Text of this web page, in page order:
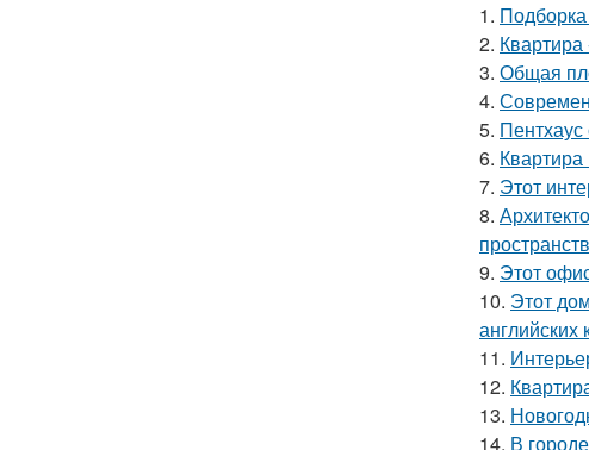
1.
2. Квартира
3. Общая
4.
5.
6.
7. Этот
8.
9. Этот
10. Этот
английских
11.
12.
13.
14. В